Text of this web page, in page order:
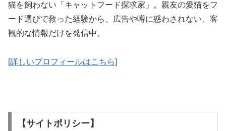
猫を飼わない「キャットフード探求家」。親友の愛猫をフ
ード選びで救った経験から、広告や噂に惑わされない、客
観的な情報だけを発信中。
[詳しいプロフィールはこちら]
【サイトポリシー】